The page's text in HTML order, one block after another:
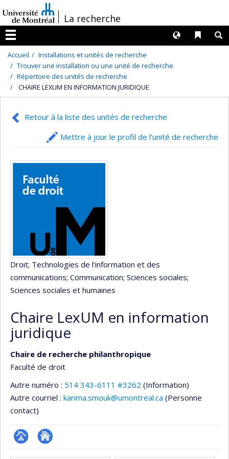
au
contenu
/La recherche
Menu
Liens
Langues
Accueil
Installations et unités de recherche
Trouver une installation ou une unité de recherche
Répertoire des unités de recherche
CHAIRE LEXUM EN INFORMATION JURIDIQUE
Retour à la liste des unités de recherche
Mettre à jour le profil de l’unité de recherche
Droit; Technologies de l’information et des
communications; Communication; Sciences sociales;
Sciences sociales et humaines
Chaire LexUM en information
juridique
Chaire de recherche philanthropique
Faculté de droit
Autre numéro : 514 343-6111 #3262 (Information)
Autre courriel : karima.smouk@umontreal.ca (Personne
contact)
Page Site